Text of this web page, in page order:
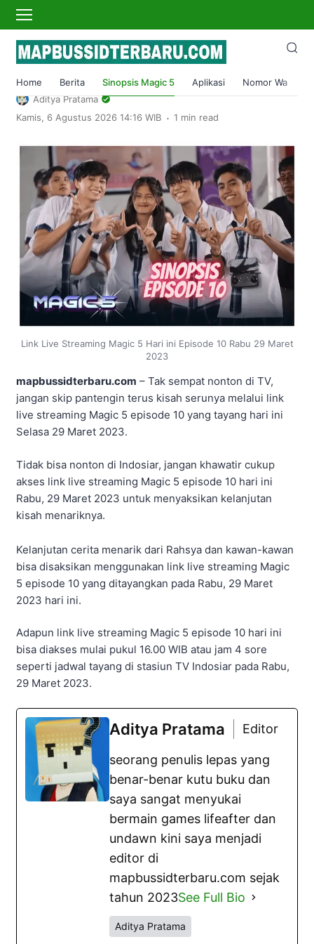
Home Berita Sinopsis Magic 5 Aplikasi Nomor Wa
Home›Sinopsis Magic 5
Sinopsis Magic 5 Hari ini Episode 10 29
Maret 2023: Hal Buruk Akan Terjadi
Aditya Pratama
Kamis, 6 Agustus 2026 14:16 WIB . 1 min read
Link Live Streaming Magic 5 Hari ini Episode 10 Rabu 29 Maret
2023
mapbussidterbaru.com – Tak sempat nonton di TV,
jangan skip pantengin terus kisah serunya melalui link
live streaming Magic 5 episode 10 yang tayang hari ini
Selasa 29 Maret 2023.
Tidak bisa nonton di Indosiar, jangan khawatir cukup
akses link live streaming Magic 5 episode 10 hari ini
Rabu, 29 Maret 2023 untuk menyaksikan kelanjutan
kisah menariknya.
Kelanjutan cerita menarik dari Rahsya dan kawan-kawan
bisa disaksikan menggunakan link live streaming Magic
5 episode 10 yang ditayangkan pada Rabu, 29 Maret
2023 hari ini.
Adapun link live streaming Magic 5 episode 10 hari ini
bisa diakses mulai pukul 16.00 WIB atau jam 4 sore
seperti jadwal tayang di stasiun TV Indosiar pada Rabu,
29 Maret 2023.
Aditya Pratama Editor
seorang penulis lepas yang
benar-benar kutu buku dan
saya sangat menyukai
bermain games lifeafter dan
undawn kini saya menjadi
editor di
mapbussidterbaru.com sejak
tahun 2023See Full Bio
Aditya Pratama